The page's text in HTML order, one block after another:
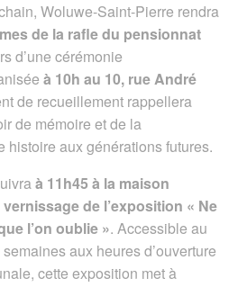
Woluwe-Saint-Pierre rendra
de la rafle du pensionnat
d’une cérémonie
à 10h au 10, rue André
de recueillement rappellera
de mémoire et de la
histoire aux générations futures.
à 11h45 à la maison
vernissage de l’exposition « Ne
l’on oublie ». Accessible au
aux heures d’ouverture
cette exposition met à